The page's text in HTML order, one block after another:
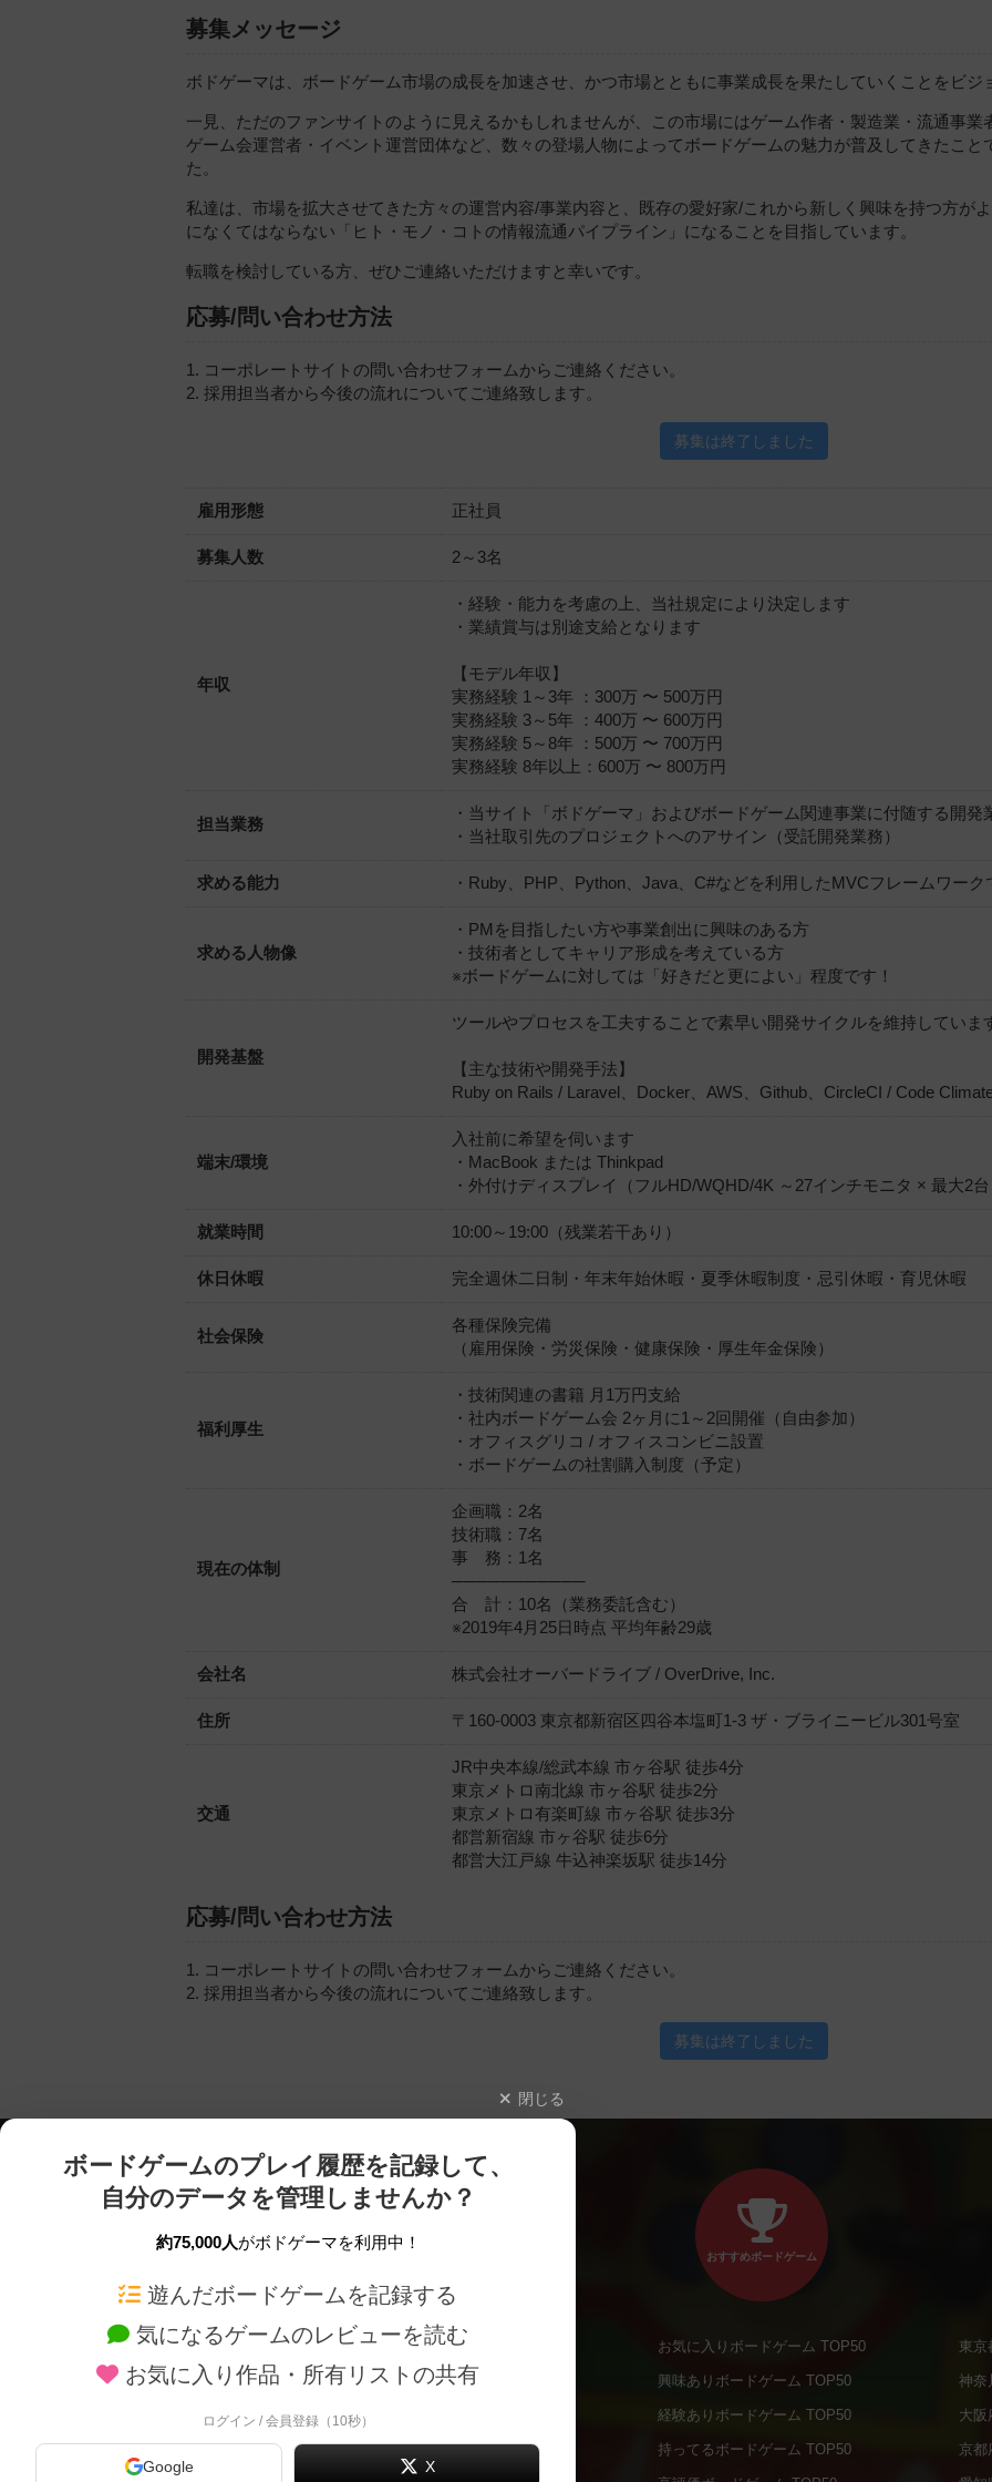
募集メッセージ
ボドゲーマは、ボードゲーム市場の成長を加速させ、かつ市場とともに事業成長を果たしていくことをビジ
一見、ただのファンサイトのように見えるかもしれませんが、この市場にはゲーム作者・製造業・流通事
ゲーム会運営者・イベント運営団体など、数々の登場人物によってボードゲームの魅力が普及してきたこと
た。
私達は、市場を拡大させてきた方々の運営内容/事業内容と、既存の愛好家/これから新しく興味を持つ方が
になくてはならない「ヒト・モノ・コトの情報流通パイプライン」になることを目指しています。
転職を検討している方、ぜひご連絡いただけますと幸いです。
応募/問い合わせ方法
1. コーポレートサイトの問い合わせフォームからご連絡ください。
2. 採用担当者から今後の流れについてご連絡致します。
募集は終了しました
雇用形態 正社員
募集人数 2～3名
年収
・経験・能力を考慮の上、当社規定により決定します
・業績賞与は別途支給となります
【モデル年収】
実務経験 1～3年 ：300万 〜 500万円
実務経験 3～5年 ：400万 〜 600万円
実務経験 5～8年 ：500万 〜 700万円
実務経験 8年以上：600万 〜 800万円
担当業務
・当サイト「ボドゲーマ」およびボードゲーム関連事業に付随する開発
・当社取引先のプロジェクトへのアサイン（受託開発業務）
求める能力 ・Ruby、PHP、Python、Java、C#などを利用したMVCフレームワーク
求める人物像
・PMを目指したい方や事業創出に興味のある方
・技術者としてキャリア形成を考えている方
※ボードゲームに対しては「好きだと更によい」程度です！
開発基盤
ツールやプロセスを工夫することで素早い開発サイクルを維持していま
【主な技術や開発手法】
Ruby on Rails / Laravel、Docker、AWS、Github、CircleCI / Code
端末/環境
入社前に希望を伺います
・MacBook または Thinkpad
・外付けディスプレイ（フルHD/WQHD/4K ～27インチモニタ × 最大2台
就業時間 10:00～19:00（残業若干あり）
休日休暇 完全週休二日制・年末年始休暇・夏季休暇制度・忌引休暇・育児休暇
社会保険
各種保険完備
（雇用保険・労災保険・健康保険・厚生年金保険）
福利厚生
・技術関連の書籍 月1万円支給
・社内ボードゲーム会 2ヶ月に1～2回開催（自由参加）
・オフィスグリコ / オフィスコンビニ設置
・ボードゲームの社割購入制度（予定）
現在の体制
企画職：2名
技術職：7名
事 務：1名
───────────
合 計：10名（業務委託含む）
※2019年4月25日時点 平均年齢29歳
会社名 株式会社オーバードライブ / OverDrive, Inc.
住所 〒160-0003 東京都新宿区四谷本塩町1-3 ザ・ブライニービル301号室
交通
JR中央本線/総武本線 市ヶ谷駅 徒歩4分
東京メトロ南北線 市ヶ谷駅 徒歩2分
東京メトロ有楽町線 市ヶ谷駅 徒歩3分
都営新宿線 市ヶ谷駅 徒歩6分
都営大江戸線 牛込神楽坂駅 徒歩14分
応募/問い合わせ方法
1. コーポレートサイトの問い合わせフォームからご連絡ください。
2. 採用担当者から今後の流れについてご連絡致します。
募集は終了しました
閉じる
ボードゲームのプレイ履歴を記録して、
自分のデータを管理しませんか？
約75,000人がボドゲーマを利用中！
遊んだボードゲームを記録する
気になるゲームのレビューを読む
お気に入り作品・所有リストの共有
ログイン / 会員登録（10秒）
Google X
ボードゲームを検索する
ボードゲームの新着レビュー
メカニクス特集
新作・再入荷情報
定番ボードゲームの通販商品
国産ボードゲームの通販商品
子供向けボードゲームの通販商品
おすすめボードゲーム
お気に入りボードゲーム TOP50
興味ありボードゲーム TOP50
経験ありボードゲーム TOP50
持ってるボードゲーム TOP50
東京
神奈
大阪
京都